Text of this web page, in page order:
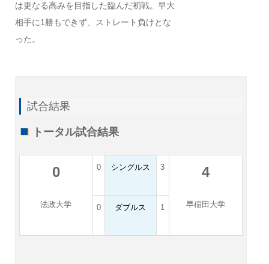
は更なる高みを目指した臨んだ初戦。早大
相手に1勝もできず、ストレート負けとな
った。
試合結果
トータル試合結果
0
法政大学
0 シングルス 3 4
早稲田大学
0 ダブルス 1